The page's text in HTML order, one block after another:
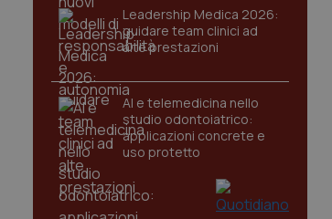
Leadership Medica 2026:
guidare team clinici ad
alte prestazioni
AI e telemedicina nello
studio odontoiatrico:
applicazioni concrete e
uso protetto